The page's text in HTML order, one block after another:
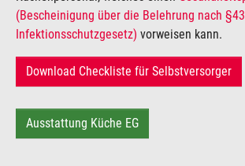
(Bescheinigung über die Belehrung nach §43
Infektionsschutzgesetz) vorweisen kann.
Download Checkliste für Selbstversorger
Ausstattung Küche EG